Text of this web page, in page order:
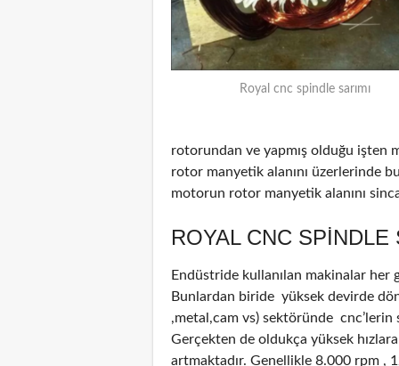
Royal cnc spindle sarımı
rotorundan ve yapmış olduğu işten
rotor manyetik alanını üzerlerinde
motorun rotor manyetik alanını
ROYAL CNC SPINDLE
Endüstride kullanılan makinalar her
Bunlardan biride yüksek devirde
,metal,cam vs) sektöründe
Gerçekten de oldukça yüksek
artmaktadır. Genellikle 8.000 rpm ,